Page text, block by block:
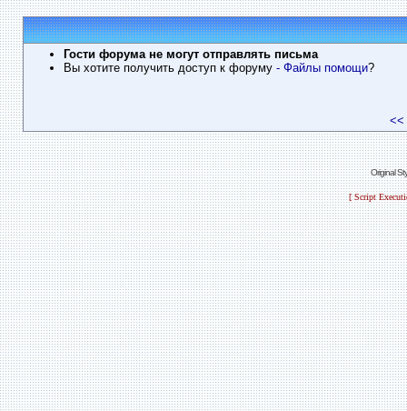
Гости форума не могут отправлять письма
Вы хотите получить доступ к форуму - Файлы помощи?
<<
Original
[ Script